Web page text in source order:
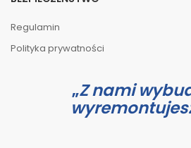
Regulamin
Polityka prywatności
Z nami